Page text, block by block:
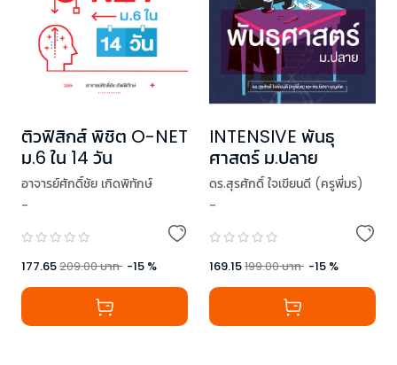
ติวฟิสิกส์ พิชิต O-NET
ม.6 ใน 14 วัน
อาจารย์ศักดิ์ชัย เกิดพิทักษ์
-
177.65209.00บาท -15 %
INTENSIVE พันธุ
ศาสตร์ ม.ปลาย
ดร.สุรศักดิ์ ใจเขียนดี (ครูพี่มร)
,
-
169.15199.00บาท -15 %